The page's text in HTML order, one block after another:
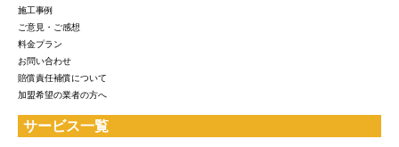
施工事例
ご意見・ご感想
料金プラン
お問い合わせ
賠償責任補償について
加盟希望の業者の方へ
サービス一覧